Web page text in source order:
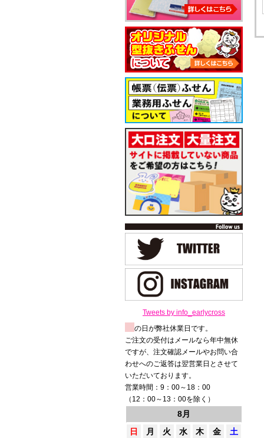
Tweets by info_earlycross
の日が弊社休業日です。
ご注文の受付はメールなら年中無休
ですが、注文確認メールやお問い合
わせへのご返答は翌営業日とさせて
いただいております。
営業時間：9：00～18：00
（12：00～13：00を除く）
8月
日
月 火 水 木 金
土